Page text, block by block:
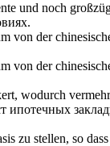
und noch
von der
von der
wodurch
zu stellen, so